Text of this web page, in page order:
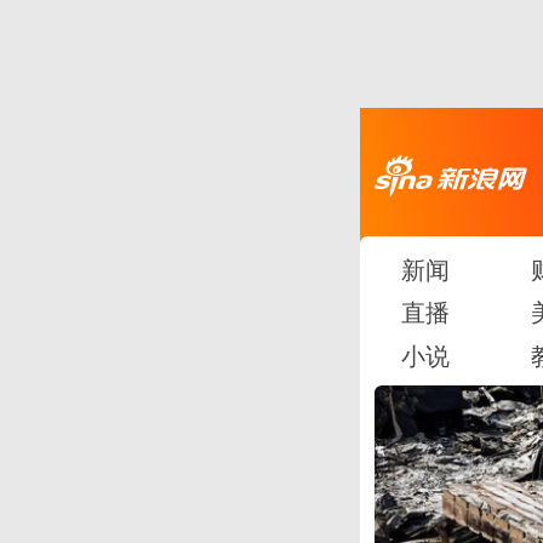
新闻
直播
小说